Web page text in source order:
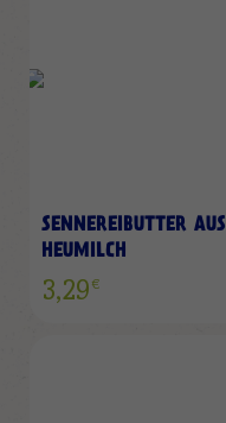
SENNEREIBUTTER AUS
HEUMILCH
3,29€